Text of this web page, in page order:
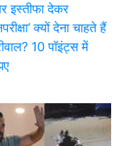
इस्तीफा देकर
क्यों देना चाहते हैं
10 पॉइंट्स में